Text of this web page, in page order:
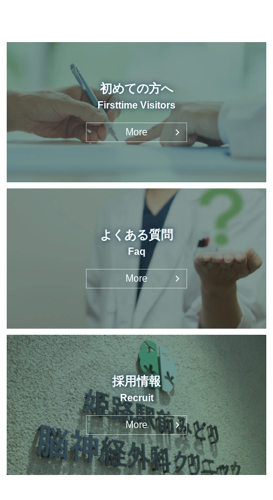
初めての方へ
Firsttime Visitors
More
よくある質問
Faq
More
採用情報
Recruit
More